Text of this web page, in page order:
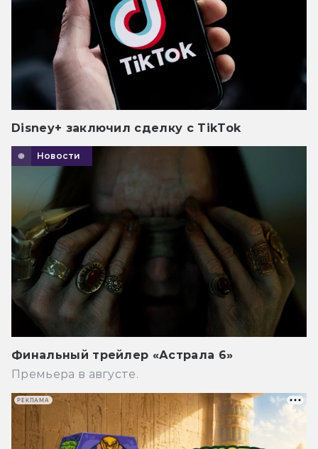
Disney+ заключил сделку с TikTok
Новости
Финальный трейлер «Астрала 6»
Премьера в августе.
РЕКЛАМА